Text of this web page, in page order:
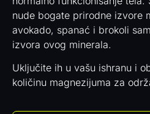
nude bogate prirodne izvore
avokado, spanać i brokoli
izvora ovog minerala.
Uključite ih u vašu ishranu i
količinu magnezijuma za